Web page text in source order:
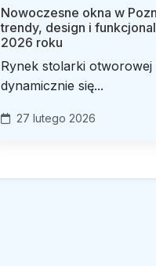
Nowoczesne okna w
trendy, design i
2026 roku
Rynek stolarki otworowej
dynamicznie się...
27 lutego 2026